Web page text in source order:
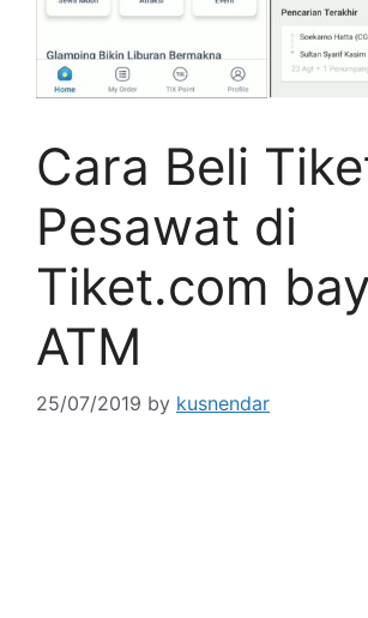
Cara Beli
Pesawat di
Tiket.com
ATM
25/07/2019 by kusnendar